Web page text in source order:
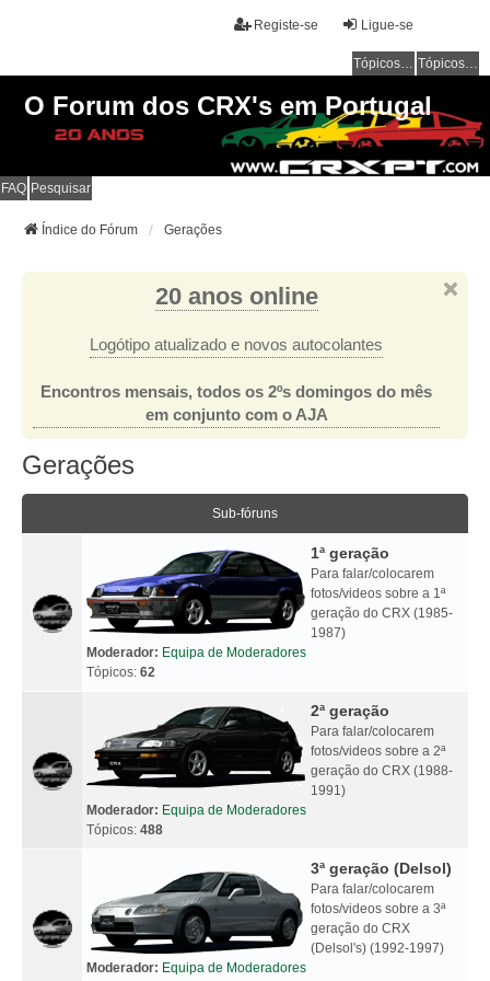
Ligue-se
Registe-se
Tópicos sem resposta Tópicos ativos
O Forum dos CRX's em Portugal
FAQ Pesquisar
Índice do Fórum Gerações
20 anos online
Logótipo atualizado e novos autocolantes
Encontros mensais, todos os 2ºs domingos do mês
em conjunto com o AJA
Gerações
Sub-fóruns
1ª geração
Para falar/colocarem
fotos/videos sobre a 1ª
geração do CRX (1985-
1987)
Moderador: Equipa de Moderadores
Tópicos: 62
2ª geração
Para falar/colocarem
fotos/videos sobre a 2ª
geração do CRX (1988-
1991)
Moderador: Equipa de Moderadores
Tópicos: 488
3ª geração (Delsol)
Para falar/colocarem
fotos/videos sobre a 3ª
geração do CRX
(Delsol's) (1992-1997)
Moderador: Equipa de Moderadores